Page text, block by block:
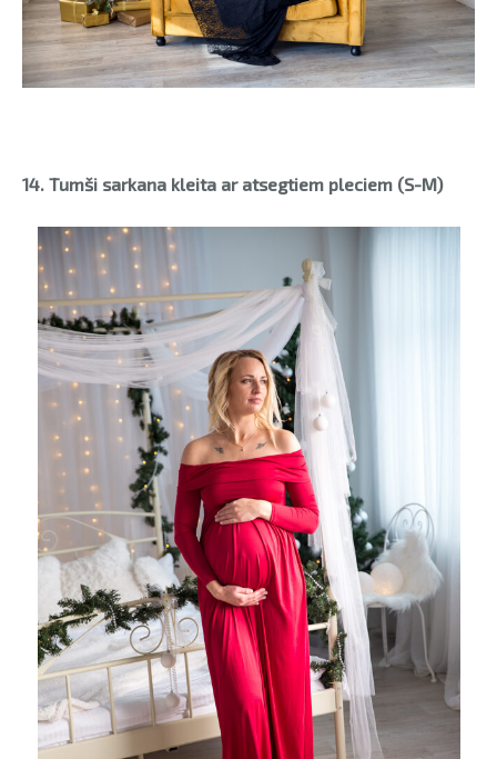
14. Tumši sarkana kleita ar atsegtiem pleciem (S-M)